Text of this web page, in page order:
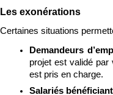
Les exonérations
Certaines situations
Demandeurs
projet est validé par
est pris en charge.
Salariés